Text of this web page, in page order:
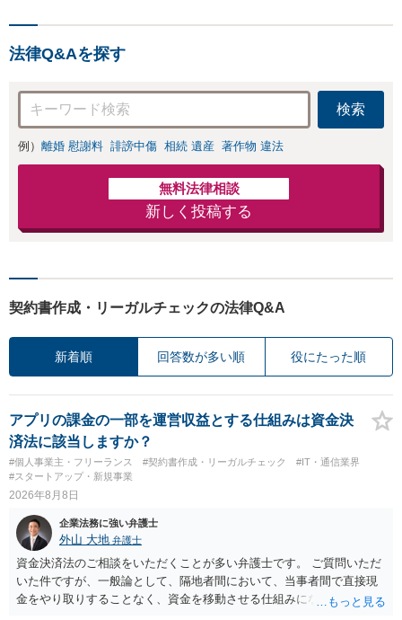
法律Q&Aを探す
検索
例） 離婚 慰謝料 誹謗中傷 相続 遺産 著作物 違法
無料法律相談
新しく投稿する
契約書作成・リーガルチェックの法律Q&A
新着順 回答数が多い順 役にたった順
アプリの課金の一部を運営収益とする仕組みは資金決
済法に該当しますか？
#個人事業主・フリーランス #契約書作成・リーガルチェック
#IT・通信業界
#スタートアップ・新規事業
2026年8月8日
企業法務に強い弁護士
外山 大地 弁護士
資金決済法のご相談をいただくことが多い弁護士です。 ご質問いただ
いた件ですが、一般論として、隔地者間において、当事者間で直接現
金をやり取りすることなく、資金を移動させる仕組みになりますの